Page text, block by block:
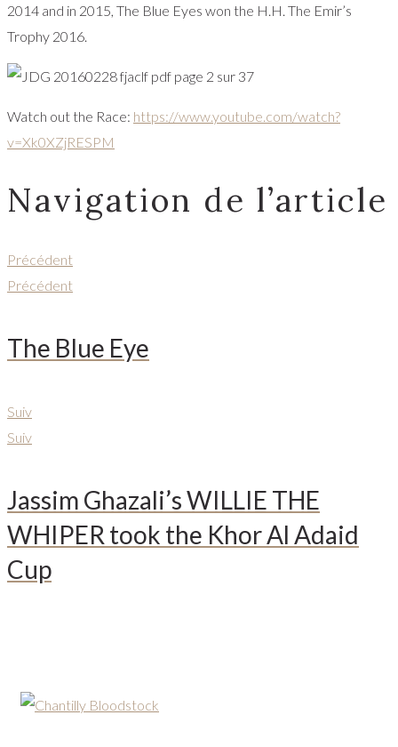
2014 and in 2015, The Blue Eyes won the H.H. The Emir’s
Trophy 2016.
Watch out the Race: https://www.youtube.com/watch?
v=Xk0XZjRESPM
Navigation de l’article
Précédent
Précédent
The Blue Eye
Suiv
Suiv
Jassim Ghazali’s WILLIE THE
WHIPER took the Khor Al Adaid
Cup